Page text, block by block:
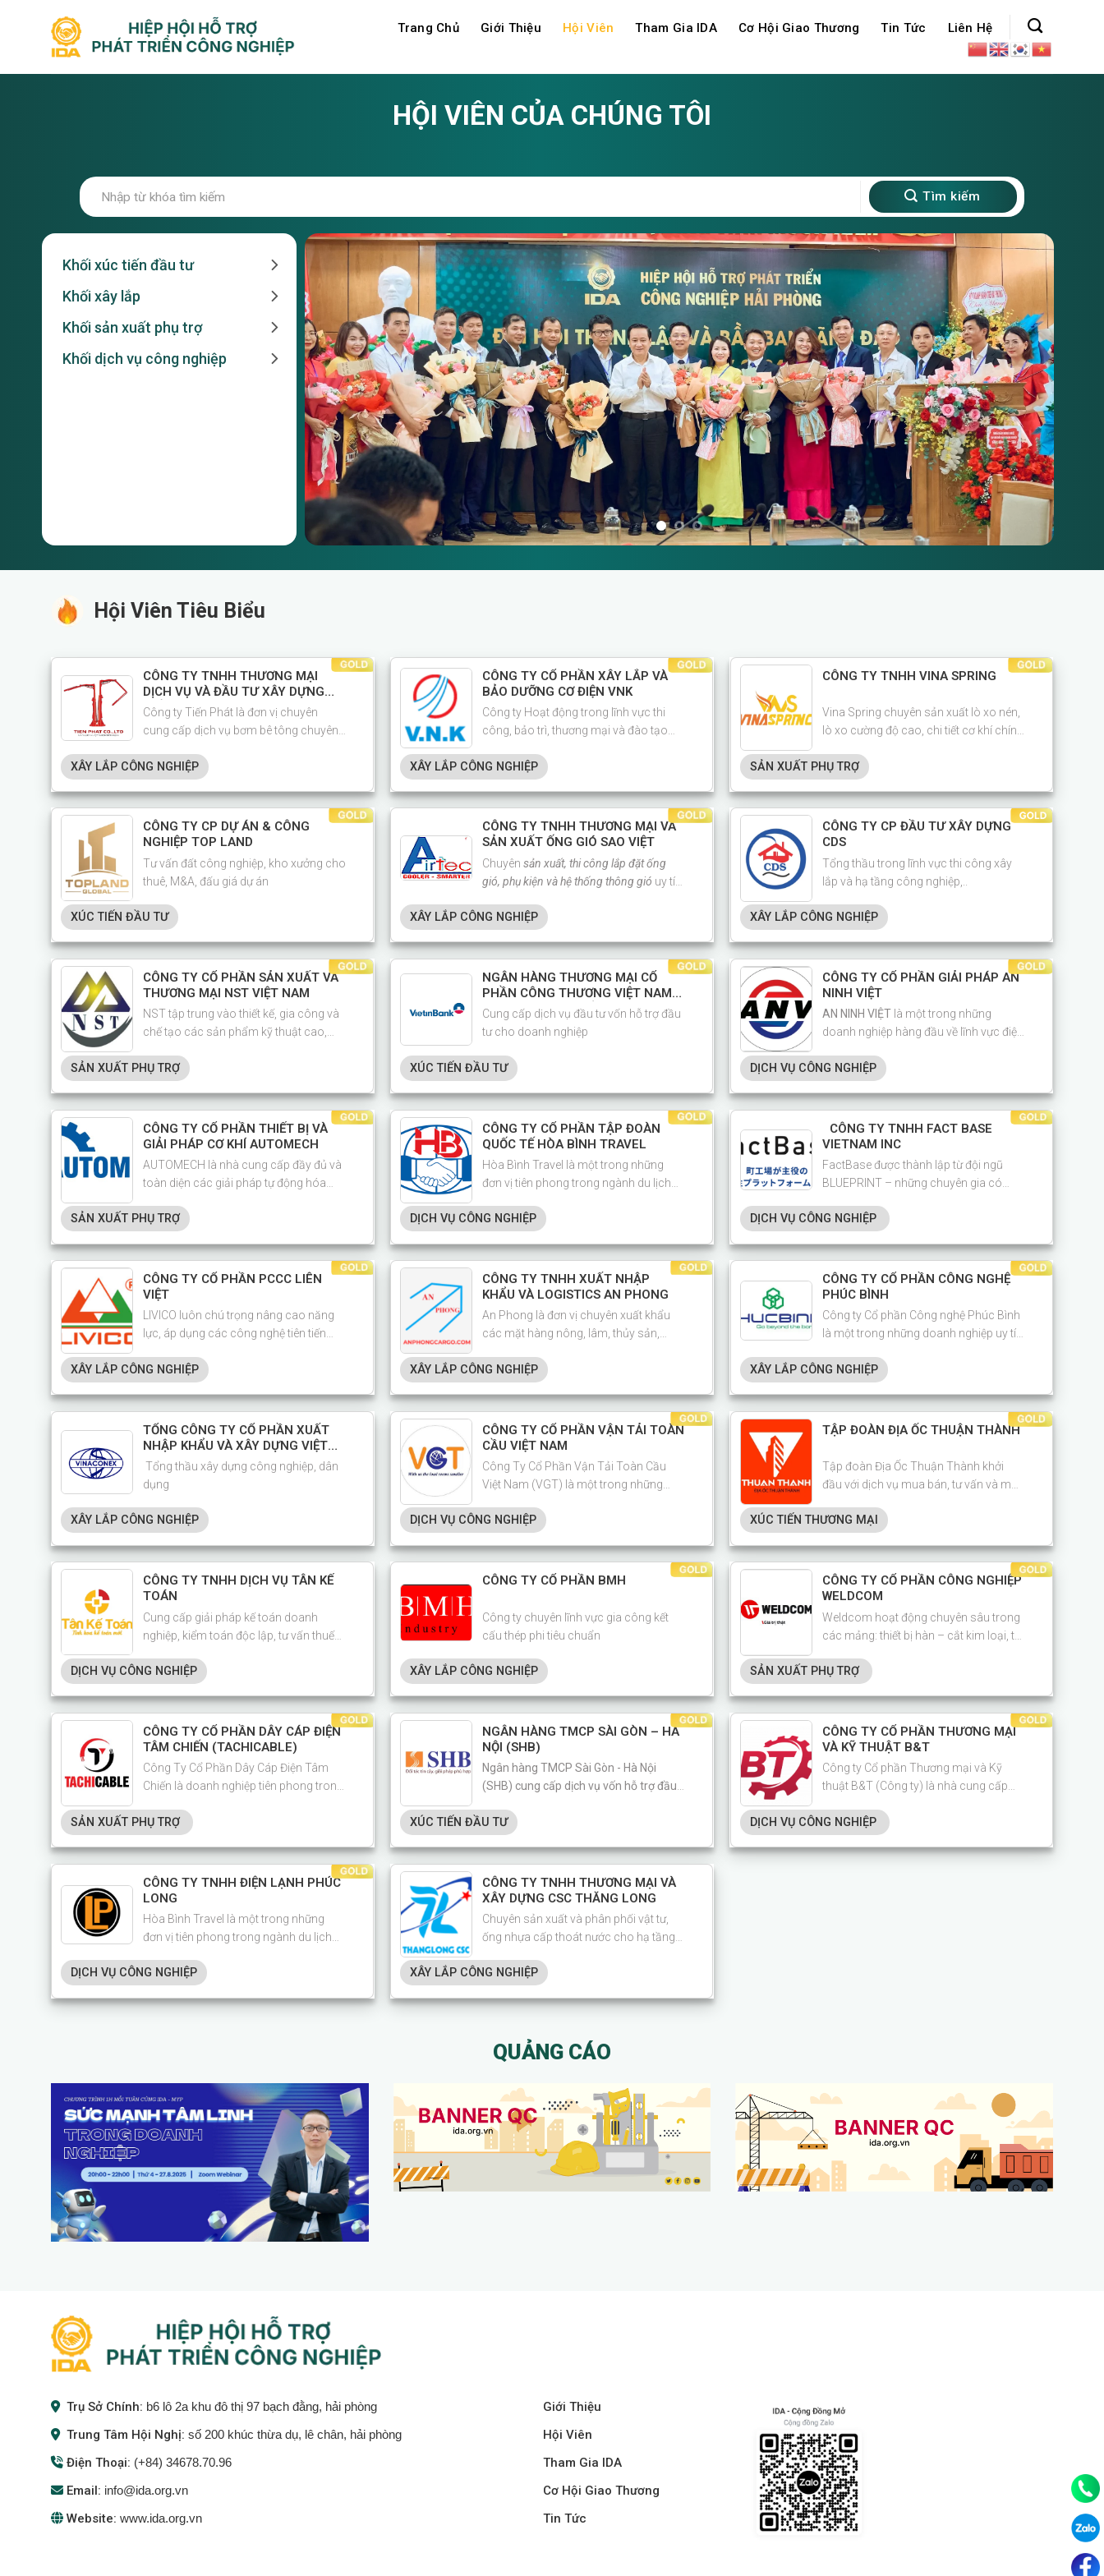
dung
Trang Chủ Giới Thiệu Hội Viên Tham Gia IDA Cơ Hội Giao Thương Tin Tức Liên Hệ
HỘI VIÊN CỦA CHÚNG TÔI
Tìm kiếm
Khối xúc tiến đầu tư
Khối xây lắp
Khối sản xuất phụ trợ
Khối dịch vụ công nghiệp
Hội Viên Tiêu Biểu
CÔNG TY TNHH THƯƠNG MẠI
DỊCH VỤ VÀ ĐẦU TƯ XÂY DỰNG
TIẾN PHÁT
XÂY LẮP CÔNG NGHIỆP
Công ty Tiến Phát là đơn vị chuyên
cung cấp dịch vụ bơm bê tông chuyên
CÔNG TY CỔ PHẦN XÂY LẮP VÀ
BẢO DƯỠNG CƠ ĐIỆN VNK
XÂY LẮP CÔNG NGHIỆP
Công ty Hoạt động trong lĩnh vực thi
công, bảo trì, thương mại và đào tạo
thầu M&E các dự án nước ngoài.
CÔNG TY TNHH VINA SPRING
SẢN XUẤT PHỤ TRỢ
Vina Spring chuyên sản xuất lò xo nén,
lò xo cường độ cao, chi tiết cơ khí chính
CÔNG TY CP DỰ ÁN & CÔNG
NGHIỆP TOP LAND
XÚC TIẾN ĐẦU TƯ
Tư vấn đất công nghiệp, kho xưởng cho
thuê, M&A, đấu giá dự án
CÔNG TY TNHH THƯƠNG MẠI VÀ
SẢN XUẤT ỐNG GIÓ SAO VIỆT
XÂY LẮP CÔNG NGHIỆP
Chuyênsản xuất, thi công lắp đặt ống
gió, phụ kiện và hệ thống thông gió uy tín
CÔNG TY CP ĐẦU TƯ XÂY DỰNG
CDS
XÂY LẮP CÔNG NGHIỆP
Tổng thầu trong lĩnh vực thi công xây
lắp và hạ tầng công nghiệp,..
CÔNG TY CỔ PHẦN SẢN XUẤT VÀ
THƯƠNG MẠI NST VIỆT NAM
SẢN XUẤT PHỤ TRỢ
NST tập trung vào thiết kế, gia công và
chế tạo các sản phẩm kỹ thuật cao,
hàng trong nhiều ngành công nghiệp
NGÂN HÀNG THƯƠNG MẠI CỔ
PHẦN CÔNG THƯƠNG VIỆT NAM
(VIETINBANK CN HỒNG BÀNG)
XÚC TIẾN ĐẦU TƯ
Cung cấp dịch vụ đầu tư vốn hỗ trợ đầu
tư cho doanh nghiệp
CÔNG TY CỔ PHẦN GIẢI PHÁP AN
NINH VIỆT
DỊCH VỤ CÔNG NGHIỆP
AN NINH VIỆTlà một trong những
doanh nghiệp hàng đầu về lĩnh vực điện
khách sạn, resort tại khu vực.
CÔNG TY CỔ PHẦN THIẾT BỊ VÀ
GIẢI PHÁP CƠ KHÍ AUTOMECH
SẢN XUẤT PHỤ TRỢ
AUTOMECH là nhà cung cấp đầy đủ và
toàn diện các giải pháp tự động hóa
CÔNG TY CỔ PHẦN TẬP ĐOÀN
QUỐC TẾ HÒA BÌNH TRAVEL
DỊCH VỤ CÔNG NGHIỆP
Hòa Bình Travel là một trong những
đơn vị tiên phong trong ngành du lịch
tổ chức tour trong nước, quốc tế và thiết
CÔNG TY TNHH FACT BASE
VIETNAM INC
DỊCH VỤ CÔNG NGHIỆP
FactBase được thành lập từ đội ngũ
BLUEPRINT – những chuyên gia có
chuyển đổi số (DX) cho doanh nghiệp
CÔNG TY CỔ PHẦN PCCC LIÊN
VIỆT
XÂY LẮP CÔNG NGHIỆP
LIVICO luôn chú trọng nâng cao năng
lực, áp dụng các công nghệ tiên tiến
toán và thi công, nhằm mang đến
lượng tốt nhất
CÔNG TY TNHH XUẤT NHẬP
KHẨU VÀ LOGISTICS AN PHONG
XÂY LẮP CÔNG NGHIỆP
An Phong là đơn vị chuyên xuất khẩu
các mặt hàng nông, lâm, thủy sản,
chuyển, thông quan và xuất nhập khẩu
CÔNG TY CỔ PHẦN CÔNG NGHỆ
PHÚC BÌNH
XÂY LẮP CÔNG NGHIỆP
Công ty Cổ phần Công nghệ Phúc Bình
là một trong những doanh nghiệp uy tín
viễn thông, giải pháp an ninh – an toàn,
phòng cháy chữa cháy.
TỔNG CÔNG TY CỔ PHẦN XUẤT
NHẬP KHẨU VÀ XÂY DỰNG VIỆT
NAM – VINACONEX
XÂY LẮP CÔNG NGHIỆP
Tổng thầu xây dựng công nghiệp, dân
dụng
CÔNG TY CỔ PHẦN VẬN TẢI TOÀN
CẦU VIỆT NAM
DỊCH VỤ CÔNG NGHIỆP
Công Ty Cổ Phần Vận Tải Toàn Cầu
Việt Nam (VGT) là một trong những
vận tải và logistics tại Việt Nam
TẬP ĐOÀN ĐỊA ỐC THUẬN THÀNH
XÚC TIẾN THƯƠNG MẠI
Tập đoàn Địa Ốc Thuận Thành khởi
đầu với dịch vụ mua bán, tư vấn và môi
CÔNG TY TNHH DỊCH VỤ TÂN KẾ
TOÁN
DỊCH VỤ CÔNG NGHIỆP
Cung cấp giải pháp kế toán doanh
nghiệp, kiểm toán độc lập, tư vấn thuế
CÔNG TY CỔ PHẦN BMH
XÂY LẮP CÔNG NGHIỆP
Công ty chuyên lĩnh vực gia công kết
cấu thép phi tiêu chuẩn
CÔNG TY CỔ PHẦN CÔNG NGHIỆP
WELDCOM
SẢN XUẤT PHỤ TRỢ
Weldcom hoạt động chuyên sâu trong
các mảng: thiết bị hàn – cắt kim loại, tự
công cơ khí toàn diện.
CÔNG TY CỔ PHẦN DÂY CÁP ĐIỆN
TÂM CHIẾN (TACHICABLE)
SẢN XUẤT PHỤ TRỢ
Công Ty Cổ Phần Dây Cáp Điện Tâm
Chiến là doanh nghiệp tiên phong trong
Việt Nam.
NGÂN HÀNG TMCP SÀI GÒN – HÀ
NỘI (SHB)
XÚC TIẾN ĐẦU TƯ
Ngân hàng TMCP Sài Gòn - Hà Nội
(SHB) cung cấp dịch vụ vốn hỗ trợ đầu
CÔNG TY CỔ PHẦN THƯƠNG MẠI
VÀ KỸ THUẬT B&T
DỊCH VỤ CÔNG NGHIỆP
Công ty Cổ phần Thương mại và Kỹ
thuật B&T (Công ty) là nhà cung cấp
loại, xây dựng nhà xưởng, lắp đặt và
CÔNG TY TNHH ĐIỆN LẠNH PHÚC
LONG
DỊCH VỤ CÔNG NGHIỆP
Hòa Bình Travel là một trong những
đơn vị tiên phong trong ngành du lịch
tổ chức tour trong nước, quốc tế và thiết
CÔNG TY TNHH THƯƠNG MẠI VÀ
XÂY DỰNG CSC THĂNG LONG
XÂY LẮP CÔNG NGHIỆP
Chuyên sản xuất và phân phối vật tư,
ống nhựa cấp thoát nước cho hạ tầng
QUẢNG CÁO
Trụ Sở Chính: b6 lô 2a khu đô thị 97 bạch đằng, hải phòng
Trung Tâm Hội Nghị: số 200 khúc thừa dụ, lê chân, hải phòng
Điện Thoại: (+84) 34678.70.96
Email: info@ida.org.vn
Website: www.ida.org.vn
Giới Thiệu
Hội Viên
Tham Gia IDA
Cơ Hội Giao Thương
Tin Tức